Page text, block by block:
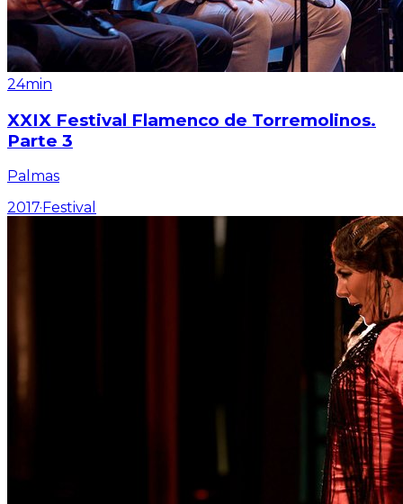
24min
XXIX Festival Flamenco de Torremolinos.
Parte 3
Palmas
2017· Festival